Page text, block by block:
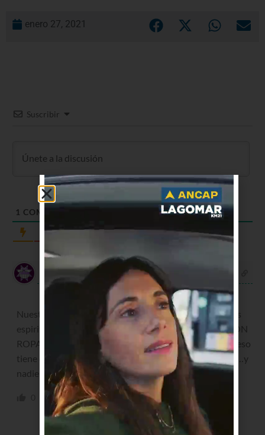
enero 27, 2021
Suscribir
1 COMENTARIO
Más reciente
Nuestra guerra no es contra hombres, nuestra guerra es
espiritual…ENTONCES VESTILOS DE BLANCO NO CON
ROPA MILITAR….este pastor es el lobo disfrazado …preso
tiene que estar. Vi bolsones de dinero salir de su iglesia…y
nadie ve nada
0 Responder